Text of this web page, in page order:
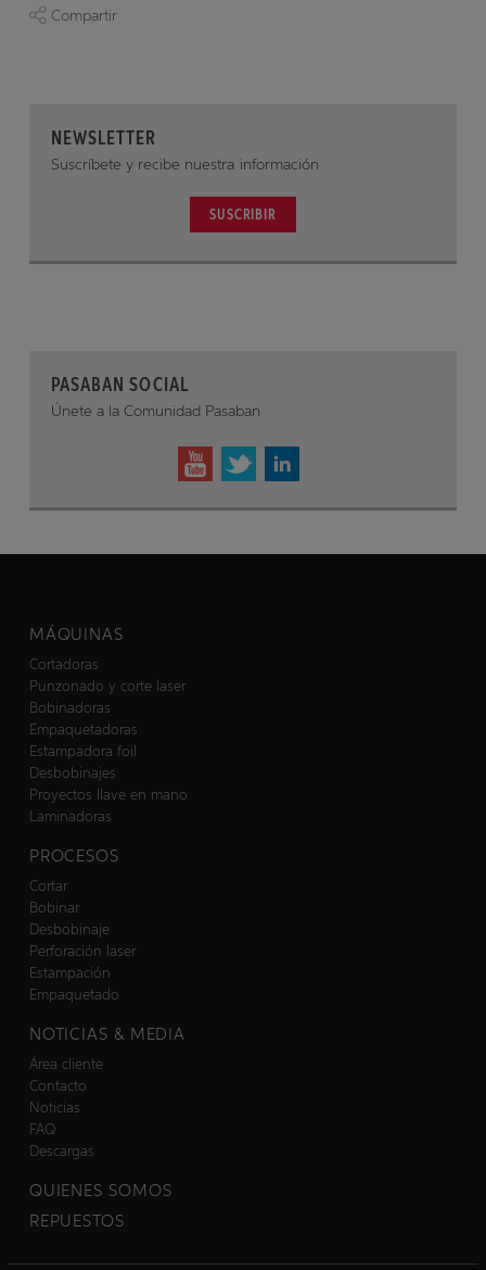
Compartir
NEWSLETTER
Suscríbete y recibe nuestra información
SUSCRIBIR
PASABAN SOCIAL
Únete a la Comunidad Pasaban
MÁQUINAS
Cortadoras
Punzonado y corte laser
Bobinadoras
Empaquetadoras
Estampadora foil
Desbobinajes
Proyectos llave en mano
Laminadoras
PROCESOS
Cortar
Bobinar
Desbobinaje
Perforación laser
Estampación
Empaquetado
NOTICIAS & MEDIA
Área cliente
Contacto
Noticias
FAQ
Descargas
QUIENES SOMOS
REPUESTOS